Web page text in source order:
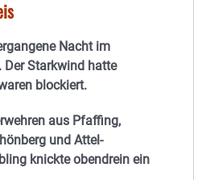
Nacht im
Der Starkwind hatte
blockiert.
aus Pfaffing,
und Attel-
knickte obendrein ein